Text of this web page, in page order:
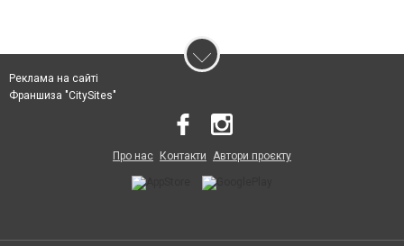
Реклама на сайті
Франшиза "CitySites"
Про нас Контакти Автори проєкту